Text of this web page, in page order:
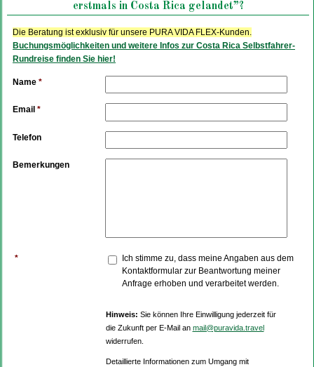
erstmals in Costa Rica gelandet”?
Die Beratung ist exklusiv für unsere PURA VIDA FLEX-Kunden.
Buchungsmöglichkeiten und weitere Infos zur Costa Rica Selbstfahrer-
Rundreise finden Sie hier!
Name *
Email *
Telefon
Bemerkungen
*
Ich stimme zu, dass meine Angaben aus dem
Kontaktformular zur Beantwortung meiner
Anfrage erhoben und verarbeitet werden.
Hinweis: Sie können Ihre Einwilligung jederzeit für
die Zukunft per E-Mail an mail@puravida.travel
widerrufen.
Detaillierte Informationen zum Umgang mit